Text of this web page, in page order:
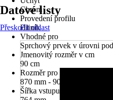
Chrom
Provedení profilu
Hliník
Vhodné pro
Sprchový prvek v úrovni
Jmenovitý rozměr v cm
90 cm
Rozměr pro instalaci do niky
870 mm - 906 mm
Šířka vstupu
Datové listy
Přeskočit oblast